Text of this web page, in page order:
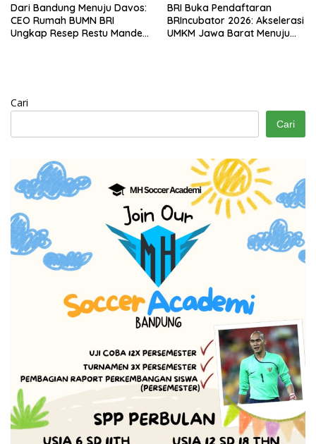
Dari Bandung Menuju Davos:
CEO Rumah BUMN BRI
Ungkap Resep Restu Mande
BRI Buka Pendaftaran
BRIncubator 2026: Akselerasi
UMKM Jawa Barat Menuju
Cari
Cari